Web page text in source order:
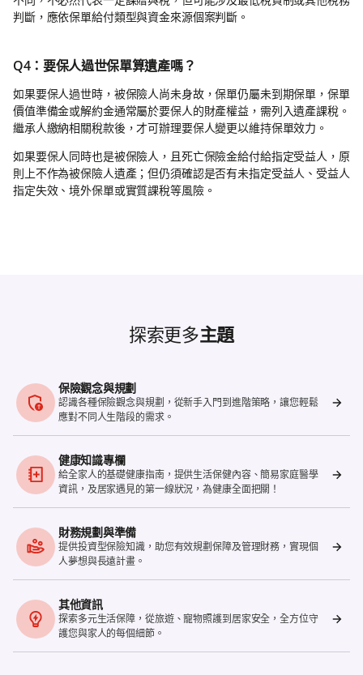
判斷，應依保單給付類型與資金來源個案判斷。
Q4：要保人過世保單算遺產嗎？
如果要保人過世時，被保險人尚未身故，保單仍屬未到期保單，保單
價值準備金或解約金通常屬於要保人的財產權益，需列入遺產課稅。
繼承人繳納相關稅款後，才可辦理要保人變更以維持保單效力。
如果要保人同時也是被保險人，且死亡保險金給付給指定受益人，原
則上不作為被保險人遺產；但仍須確認是否有未指定受益人、受益人
指定失效、境外保單或實質課稅等風險。
探索更多主題
保險觀念與規劃​
認識各種保險觀念與規劃，從新手入門到進階策略，讓您輕鬆
應對不同人生階段的需求。​
健康知識專欄
給全家人的基礎健康指南，提供生活保健內容、簡易家庭醫學
資訊，及居家遇見的第一線狀況，為健康全面把關！
財務規劃與準備
提供投資型保險知識，助您有效規劃保障及管理財務，實現個
人夢想與長遠計畫。
其他資訊
探索多元生活保障，從旅遊、寵物照護到居家安全，全方位守
護您與家人的每個細節。